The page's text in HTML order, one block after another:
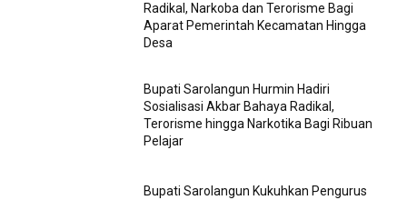
Radikal, Narkoba dan Terorisme Bagi
Aparat Pemerintah Kecamatan Hingga
Desa
Bupati Sarolangun Hurmin Hadiri
Sosialisasi Akbar Bahaya Radikal,
Terorisme hingga Narkotika Bagi Ribuan
Pelajar
Bupati Sarolangun Kukuhkan Pengurus